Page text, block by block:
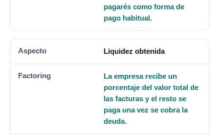
pagarés como forma de
pago habitual.
Liquidez obtenida
La empresa recibe un
porcentaje del valor total de
las facturas y el resto se
paga una vez se cobra la
deuda.